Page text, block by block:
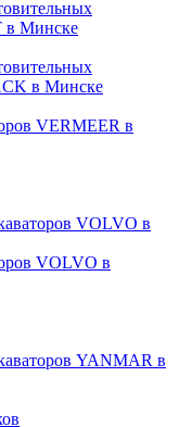
в Минске
в Минске
VERMEER в
VOLVO в
VOLVO в
YANMAR в